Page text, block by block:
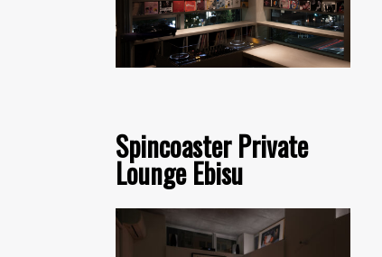
Spincoaster Private
Lounge Ebisu